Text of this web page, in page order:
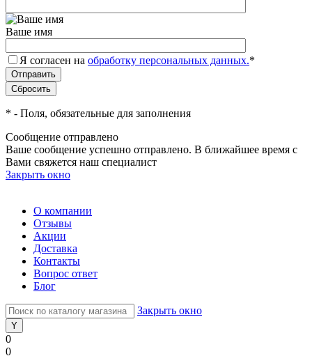
Ваше имя
Я согласен на обработку персональных данных.*
* - Поля, обязательные для заполнения
Сообщение отправлено
Ваше сообщение успешно отправлено. В ближайшее время с
Вами свяжется наш специалист
Закрыть окно
О компании
Отзывы
Акции
Доставка
Контакты
Вопрос ответ
Блог
Закрыть окно
0
0